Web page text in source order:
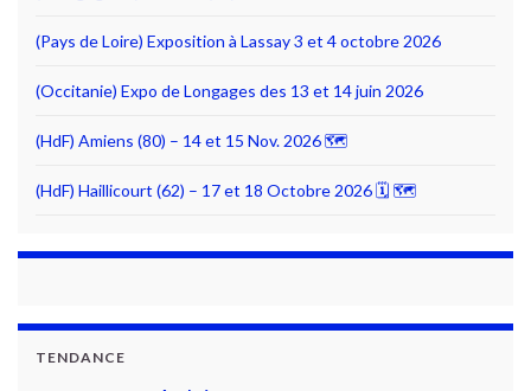
(Pays de Loire) Exposition à Lassay 3 et 4 octobre 2026
(Occitanie) Expo de Longages des 13 et 14 juin 2026
(HdF) Amiens (80) – 14 et 15 Nov. 2026 🗺
(HdF) Haillicourt (62) – 17 et 18 Octobre 2026 🗓 🗺
TENDANCE